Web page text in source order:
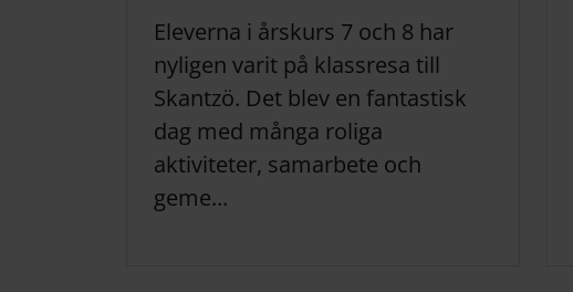
Eleverna i årskurs 7 och 8 har
nyligen varit på klassresa till
Skantzö. Det blev en fantastisk
dag med många roliga
aktiviteter, samarbete och
geme...